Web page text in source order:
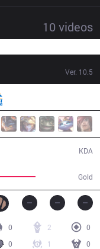
10 videos
Ver. 10.5
Gold
KDA
0 2
0
0
1 0